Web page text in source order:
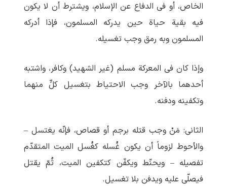
الخاص، أو فی الدفاع عن الإسلام، ویشترط أن لا یکون
فیه بقیة حیاة حین یدرکه المسلمون، فإذا أدرکه
المسلمون وبه رمق وجب تغسیله.
وإذا کان فی المعرکة مسلم (غیر الشهید) وکافر، واشتبه
أحدهما بالآخر وجب الاحتیاط بتغسیل کلٍّ منهما
وتکفینه ودفنه.
الثانی: مَنْ وجب قتله برجم أو قصاص، فإنّه یغتسل –
والأحوط لزوماً أن یکون غُسله کغُسل المیت المتقدّم
تفصیله – ویحنّط ویکفّن کتکفین المیت، ثُمّ یقتل
فیصلّی علیه ویدفن بلا تغسیل.